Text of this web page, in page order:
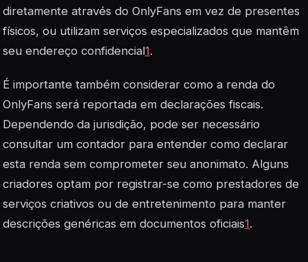
diretamente através do OnlyFans em vez de presentes
físicos, ou utilizam serviços especializados que mantêm
seu endereço confidencial1.
É importante também considerar como a renda do
OnlyFans será reportada em declarações fiscais.
Dependendo da jurisdição, pode ser necessário
consultar um contador para entender como declarar
esta renda sem comprometer seu anonimato. Alguns
criadores optam por registrar-se como prestadores de
serviços criativos ou de entretenimento para manter
descrições genéricas em documentos oficiais1.